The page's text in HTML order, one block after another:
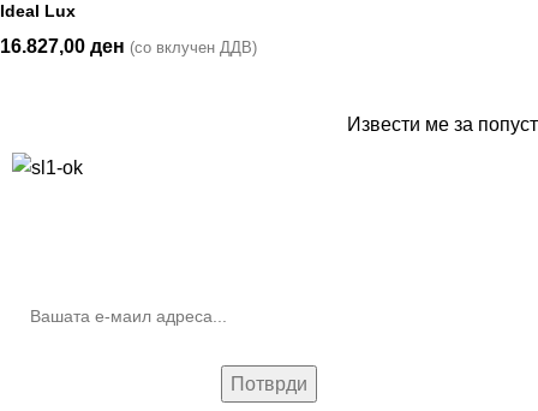
Ideal Lux
16.827,00 ден (со вклучен ДДВ)
Извести ме за попуст